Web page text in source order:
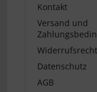
Kontakt
Versand und
Widerrufsrecht
Datenschutz
AGB